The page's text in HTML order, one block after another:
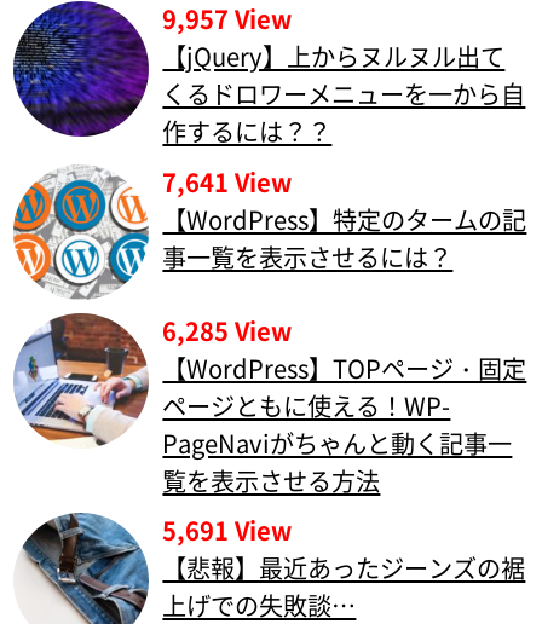
9,957 View
【jQuery】上からヌルヌル出て
くるドロワーメニューを一から自
作するには？？
7,641 View
【WordPress】特定のタームの記
事一覧を表示させるには？
6,285 View
【WordPress】TOPページ・固定
ページともに使える！WP-
PageNaviがちゃんと動く記事一
覧を表示させる方法
5,691 View
【悲報】最近あったジーンズの裾
上げでの失敗談…